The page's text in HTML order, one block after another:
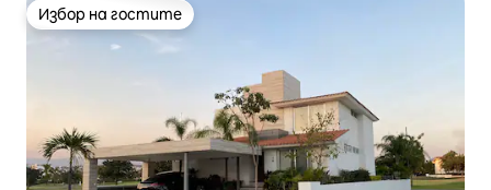
Избор на гостите
Избор на гостите